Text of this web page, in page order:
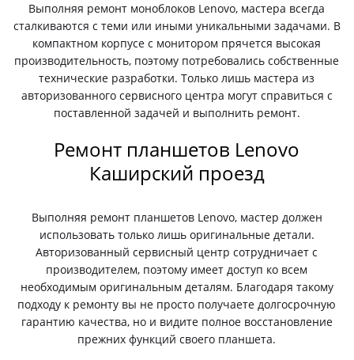
Выполняя ремонт моноблоков Lenovo, мастера всегда
сталкиваются с теми или иными уникальными задачами. В
компактном корпусе с монитором прячется высокая
производительность, поэтому потребовались собственные
технические разработки. Только лишь мастера из
авторизованного сервисного центра могут справиться с
поставленной задачей и выполнить ремонт.
Ремонт планшетов Lenovo
Каширский проезд
Выполняя ремонт планшетов Lenovo, мастер должен
использовать только лишь оригинальные детали.
Авторизованный сервисный центр сотрудничает с
производителем, поэтому имеет доступ ко всем
необходимым оригинальным деталям. Благодаря такому
подходу к ремонту вы не просто получаете долгосрочную
гарантию качества, но и видите полное восстановление
прежних функций своего планшета.